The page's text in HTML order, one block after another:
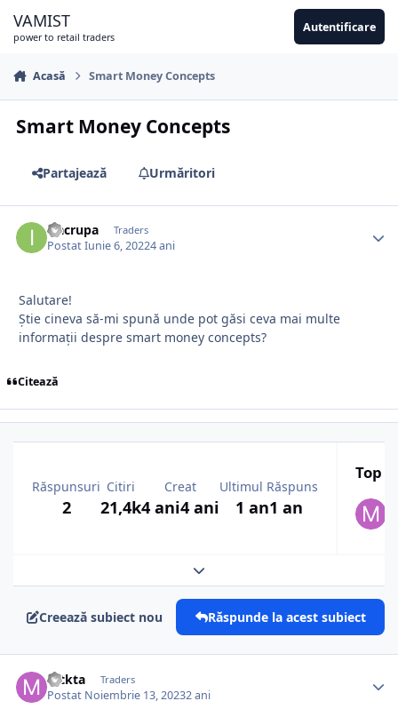
VAMIST
power to retail traders
Autentificare
Acasă Smart Money Concepts
Smart Money Concepts
Partajează Urmăritori
isacrupa Traders
PostatIunie 6, 20224 ani
Salutare!
Știe cineva să-mi spună unde pot găsi ceva mai multe
informații despre smart money concepts?
Citează
Răspunsuri
2
Citiri
21,4k
Creat
4 ani4 ani
Ultimul Răspuns
1 an1 an
Top
Expand topic overview
Creează subiect nou Răspunde la acest subiect
mtkta Traders
Postat Noiembrie 13, 20232 ani